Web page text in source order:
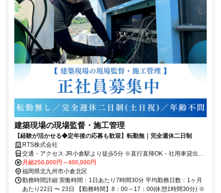
建築現場の現場監督・施工管理
【経験が活かせる◆定年後の応募も歓迎】転勤無｜完全週休二日制
RTS株式会社
交通・アクセス JR小倉駅より徒歩5分 ※直行直帰OK・社用車貸出あ
り
月給250,000円～400,000円
福岡県北九州市小倉北区
勤務時間詳細 実働時間：1日あたり7時間30分 平均勤務日数：1ヶ月
あたり22日 〜 23日 【勤務時間】8：00～17：00(休憩1時間30分) ※